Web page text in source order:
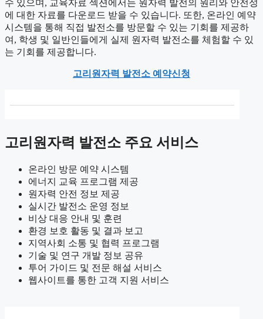
수 있으며, 교육자료 섹션에서는 원자력 발전의 원리와 안전성
에 대한 자료를 다운로드 받을 수 있습니다. 또한, 온라인 예약
시스템을 통해 직접 발전소를 방문할 수 있는 기회를 제공하
여, 학생 및 일반인들에게 실제 원자력 발전소를 체험할 수 있
는 기회를 제공합니다.
고리원자력 발전소 예약신청
고리원자력 발전소 주요 서비스
온라인 방문 예약 시스템
에너지 교육 프로그램 제공
원자력 안전 정보 제공
실시간 발전소 운영 정보
비상 대응 안내 및 훈련
환경 보호 활동 및 결과 보고
지역사회 소통 및 협력 프로그램
기술 및 연구 개발 정보 공유
투어 가이드 및 전문 해설 서비스
웹사이트를 통한 고객 지원 서비스